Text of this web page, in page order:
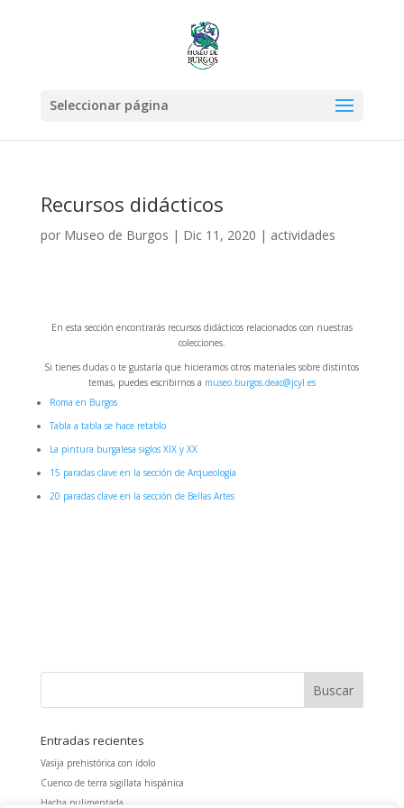
Seleccionar página
Recursos didácticos
por Museo de Burgos | Dic 11, 2020 | actividades
En esta sección encontrarás recursos didácticos relacionados con nuestras
colecciones.
Si tienes dudas o te gustaría que hicieramos otros materiales sobre distintos
temas, puedes escribirnos a museo.burgos.deac@jcyl.es
Roma en Burgos
Tabla a tabla se hace retablo
La pintura burgalesa siglos XIX y XX
15 paradas clave en la sección de Arqueología
20 paradas clave en la sección de Bellas Artes
Entradas recientes
Vasija prehistórica con ídolo
Cuenco de terra sigillata hispánica
Hacha pulimentada